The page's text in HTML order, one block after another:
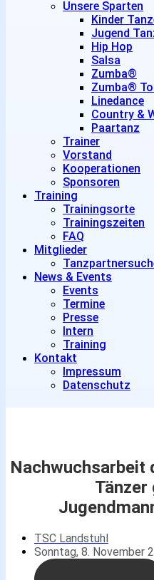
Unsere Sparten
Kinder
Jugend
Hip Hop
Salsa
Zumba®
Zumba®
Linedance
Country &
Paartanz
Trainer
Vorstand
Kooperationen
Sponsoren
Training
Trainingsorte
Trainingszeiten
FAQ
Mitglieder
News & Events
Events
Termine
Presse
Intern
Training
Kontakt
Impressum
Datenschutz
Nachwuchsarbeit
Tänzer
TSC Landstuhl
Sonntag, 8. November